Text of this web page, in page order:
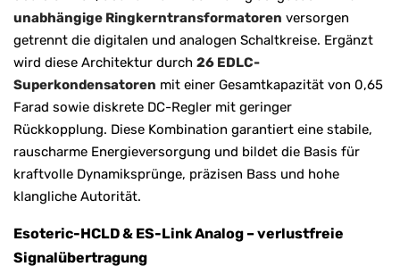
unabhängige Ringkerntransformatoren versorgen
getrennt die digitalen und analogen Schaltkreise. Ergänzt
wird diese Architektur durch 26 EDLC-
Superkondensatoren mit einer Gesamtkapazität von 0,65
Farad sowie diskrete DC-Regler mit geringer
Rückkopplung. Diese Kombination garantiert eine stabile,
rauscharme Energieversorgung und bildet die Basis für
kraftvolle Dynamiksprünge, präzisen Bass und hohe
klangliche Autorität.
Esoteric-HCLD & ES-Link Analog – verlustfreie
Signalübertragung